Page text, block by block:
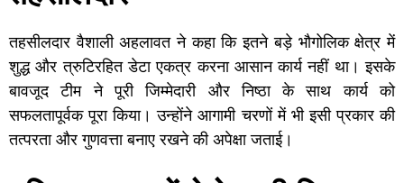
तहसीलदार वैशाली अहलावत ने कहा कि इतने बड़े भौगोलिक क्षेत्र में
शुद्ध और त्रुटिरहित डेटा एकत्र करना आसान कार्य नहीं था। इसके
बावजूद टीम ने पूरी जिम्मेदारी और निष्ठा के साथ कार्य को
सफलतापूर्वक पूरा किया। उन्होंने आगामी चरणों में भी इसी प्रकार की
तत्परता और गुणवत्ता बनाए रखने की अपेक्षा जताई।